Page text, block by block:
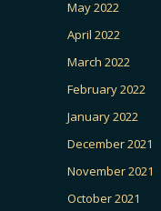
May 2022
April 2022
March 2022
February 2022
January 2022
December 2021
November 2021
October 2021